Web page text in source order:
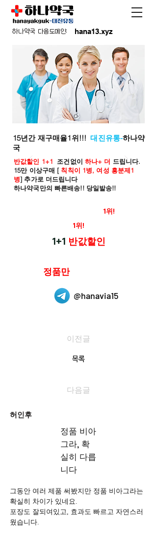
hana13.xyz
하나약국 다음도메인:
15년간 재구매율1위!!!대진유통-하나약
국
반값할인 1+1 조건없이 하나+ 더 드립니다.
15만 이상구매 [ 칙칙이 1병, 여성 흥분제1
병] 추가로 더드립니다
하나약국만의 빠른배송!! 당일발송!!
1위!
1위!
1+1 반값할인
정품만
@hanavia15
이전글
목록
다음글
허인후
정품 비아
그라, 확
실히 다릅
니다
그동안 여러 제품 써봤지만 정품 비아그라는
확실히 차이가 있네요.
포장도 잘되여있고, 효과도 빠르고 자연스러
웠습니다.